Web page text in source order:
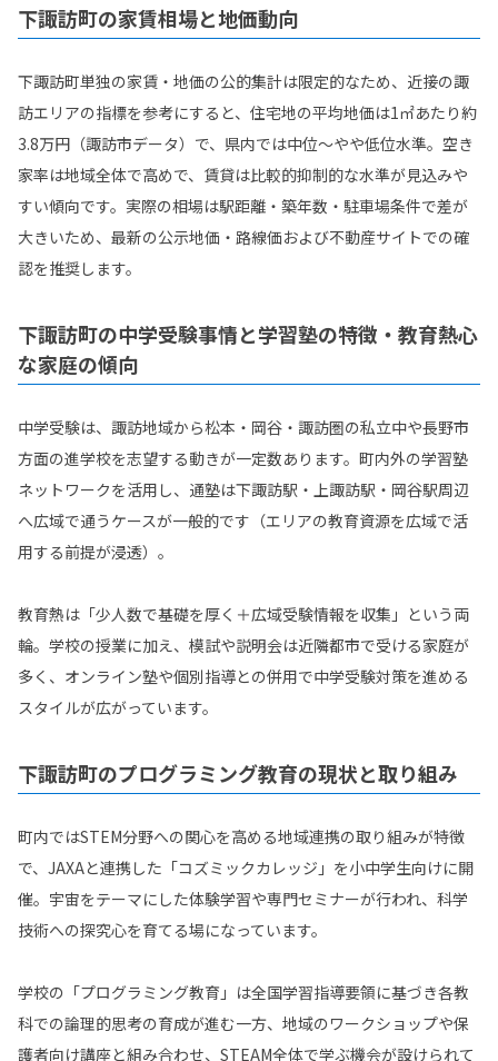
下諏訪町の家賃相場と地価動向
下諏訪町単独の家賃・地価の公的集計は限定的なため、近接の諏
訪エリアの指標を参考にすると、住宅地の平均地価は1㎡あたり約
3.8万円（諏訪市データ）で、県内では中位〜やや低位水準。空き
家率は地域全体で高めで、賃貸は比較的抑制的な水準が見込みや
すい傾向です。実際の相場は駅距離・築年数・駐車場条件で差が
大きいため、最新の公示地価・路線価および不動産サイトでの確
認を推奨します。
下諏訪町の中学受験事情と学習塾の特徴・教育熱心
な家庭の傾向
中学受験は、諏訪地域から松本・岡谷・諏訪圏の私立中や長野市
方面の進学校を志望する動きが一定数あります。町内外の学習塾
ネットワークを活用し、通塾は下諏訪駅・上諏訪駅・岡谷駅周辺
へ広域で通うケースが一般的です（エリアの教育資源を広域で活
用する前提が浸透）。
教育熱は「少人数で基礎を厚く＋広域受験情報を収集」という両
輪。学校の授業に加え、模試や説明会は近隣都市で受ける家庭が
多く、オンライン塾や個別指導との併用で中学受験対策を進める
スタイルが広がっています。
下諏訪町のプログラミング教育の現状と取り組み
町内ではSTEM分野への関心を高める地域連携の取り組みが特徴
で、JAXAと連携した「コズミックカレッジ」を小中学生向けに開
催。宇宙をテーマにした体験学習や専門セミナーが行われ、科学
技術への探究心を育てる場になっています。
学校の「プログラミング教育」は全国学習指導要領に基づき各教
科での論理的思考の育成が進む一方、地域のワークショップや保
護者向け講座と組み合わせ、STEAM全体で学ぶ機会が設けられて